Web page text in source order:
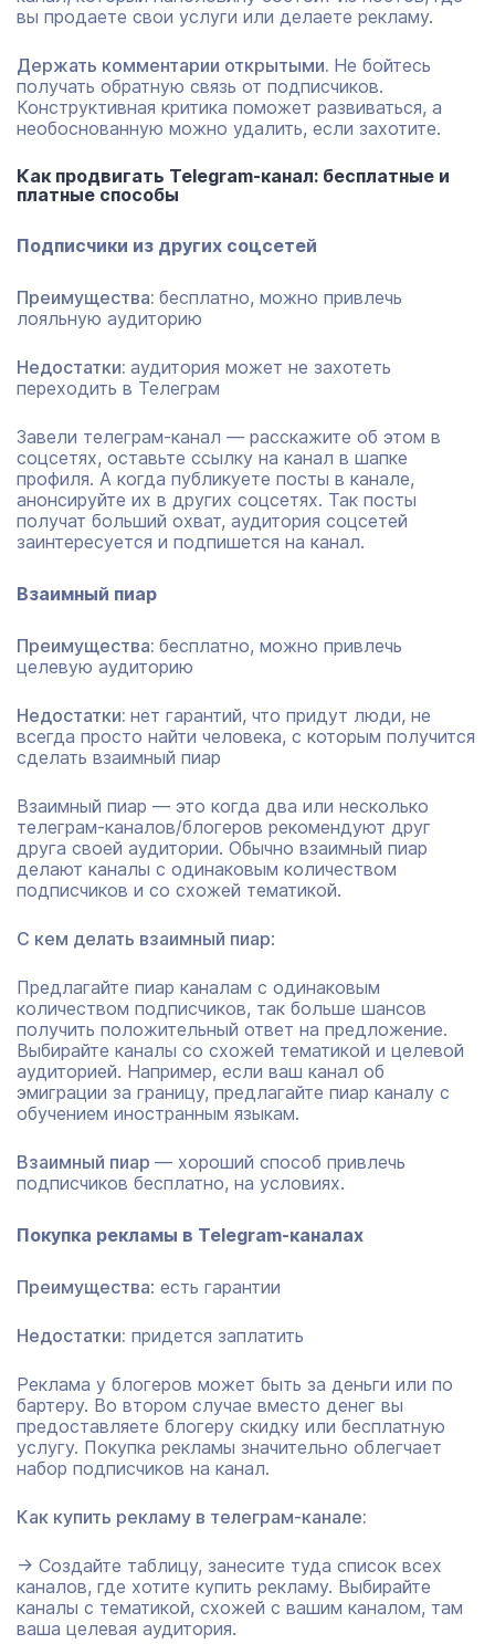
вы продаете свои услуги или делаете рекламу.
Держать комментарии открытыми. Не бойтесь
получать обратную связь от подписчиков.
Конструктивная критика поможет развиваться, а
необоснованную можно удалить, если захотите.
Как продвигать Telegram-канал: бесплатные и
платные способы
Подписчики из других соцсетей
Преимущества: бесплатно, можно привлечь
лояльную аудиторию
Недостатки: аудитория может не захотеть
переходить в Телеграм
Завели телеграм-канал — расскажите об этом в
соцсетях, оставьте ссылку на канал в шапке
профиля. А когда публикуете посты в канале,
анонсируйте их в других соцсетях. Так посты
получат больший охват, аудитория соцсетей
заинтересуется и подпишется на канал.
Взаимный пиар
Преимущества: бесплатно, можно привлечь
целевую аудиторию
Недостатки: нет гарантий, что придут люди, не
всегда просто найти человека, с которым получится
сделать взаимный пиар
Взаимный пиар — это когда два или несколько
телеграм-каналов/блогеров рекомендуют друг
друга своей аудитории. Обычно взаимный пиар
делают каналы с одинаковым количеством
подписчиков и со схожей тематикой.
С кем делать взаимный пиар:
Предлагайте пиар каналам с одинаковым
количеством подписчиков, так больше шансов
получить положительный ответ на предложение.
Выбирайте каналы со схожей тематикой и целевой
аудиторией. Например, если ваш канал об
эмиграции за границу, предлагайте пиар каналу с
обучением иностранным языкам.
Взаимный пиар — хороший способ привлечь
подписчиков бесплатно, на условиях.
Покупка рекламы в Telegram-каналах
Преимущества: есть гарантии
Недостатки: придется заплатить
Реклама у блогеров может быть за деньги или по
бартеру. Во втором случае вместо денег вы
предоставляете блогеру скидку или бесплатную
услугу. Покупка рекламы значительно облегчает
набор подписчиков на канал.
Как купить рекламу в телеграм-канале:
→ Создайте таблицу, занесите туда список всех
каналов, где хотите купить рекламу. Выбирайте
каналы с тематикой, схожей с вашим каналом, там
ваша целевая аудитория.